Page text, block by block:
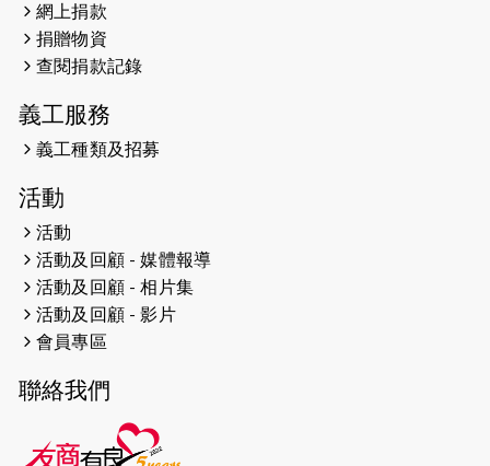
2026-04-25
2026-04-24
2026-04-23
2026-04-19
2026-04-16
猛龍長跑隊恆常練習 - 4月16日
（19:00開始）
2026-04-12
2026-04-11
2026-04-10 太古家＋賞系列：漫步魔術與音樂
網上捐款
捐贈物資
查閱捐款記錄
義工服務
義工種類及招募
活動
活動
活動及回顧 - 媒體報導
活動及回顧 - 相片集
活動及回顧 - 影片
會員專區
聯絡我們